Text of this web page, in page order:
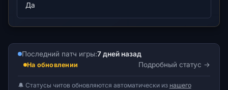
Да
Последний патч игры:7 дней назад
На обновлении Подробный статус
🔔 Статусы читов обновляются автоматически из нашего